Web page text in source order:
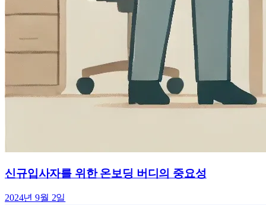
신규입사자를 위한 온보딩 버디의 중요성
2024년 9월 2일